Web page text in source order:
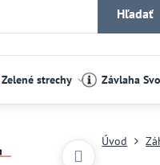
Hľadať
Zelené strechy Závlaha
Úvod